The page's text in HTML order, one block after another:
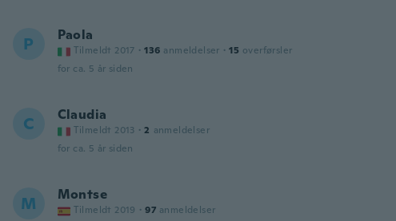
P Paola
Tilmeldt 2017 · 136 anmeldelser · 15 overførsler
for ca. 5 år siden
C Claudia
Tilmeldt 2013 · 2 anmeldelser
for ca. 5 år siden
M Montse
Tilmeldt 2019 · 97 anmeldelser